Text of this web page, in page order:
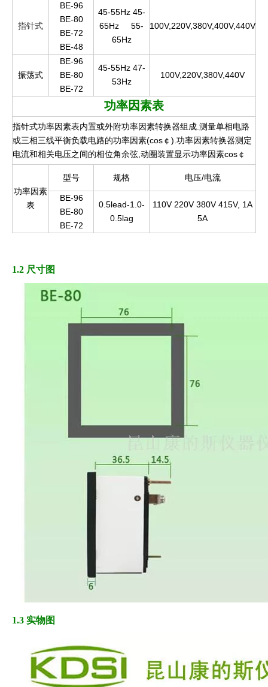
指针式
BE-96
BE-80
BE-72
BE-48
45-55Hz 45-
65Hz
55-
65Hz
100V,220V,380V,400V,440V
振荡式
BE-96
BE-80
BE-72
45-55Hz 47-
53Hz
100V,220V,380V,440V
功率因素表
指针式功率因素表内置或外附功率因素转换器组成.测量单相电路
或三相三线平衡负载电路的功率因素(cos￠).功率因素转换器测定
电流和相关电压之间的相位角余弦,动圈装置显示功率因素cos￠
功率因素
表
型号 规格 电压/电流
BE-96
BE-80
BE-72
0.5lead-1.0-
0.5lag
110V 220V 380V 415V, 1A
5A
1.2 尺寸图
1.3 实物图